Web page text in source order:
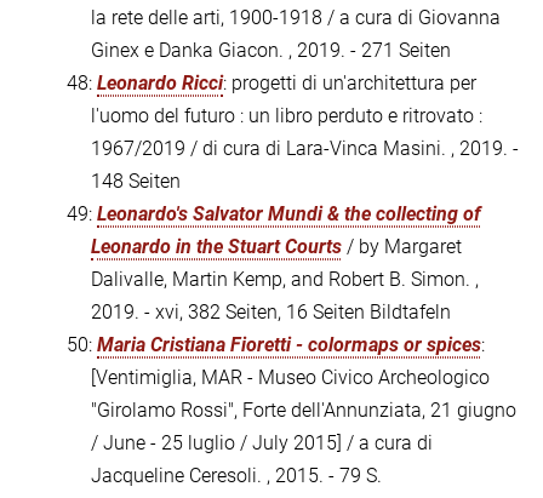
la rete delle arti, 1900-1918 / a cura di Giovanna
Ginex e Danka Giacon. , 2019. - 271 Seiten
48: Leonardo Ricci: progetti di un'architettura per
l'uomo del futuro : un libro perduto e ritrovato :
1967/2019 / di cura di Lara-Vinca Masini. , 2019. -
148 Seiten
49: Leonardo's Salvator Mundi & the collecting of
Leonardo in the Stuart Courts / by Margaret
Dalivalle, Martin Kemp, and Robert B. Simon. ,
2019. - xvi, 382 Seiten, 16 Seiten Bildtafeln
50: Maria Cristiana Fioretti - colormaps or spices:
[Ventimiglia, MAR - Museo Civico Archeologico
"Girolamo Rossi", Forte dell'Annunziata, 21 giugno
/ June - 25 luglio / July 2015] / a cura di
Jacqueline Ceresoli. , 2015. - 79 S.